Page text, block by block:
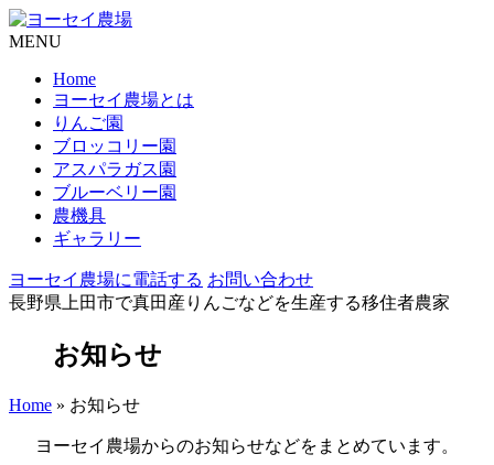
MENU
Home
ヨーセイ農場とは
りんご園
ブロッコリー園
アスパラガス園
ブルーベリー園
農機具
ギャラリー
ヨーセイ農場に電話する お問い合わせ
長野県上田市で真田産りんごなどを生産する移住者農家
お知らせ
Home » お知らせ
ヨーセイ農場からのお知らせなどをまとめています。